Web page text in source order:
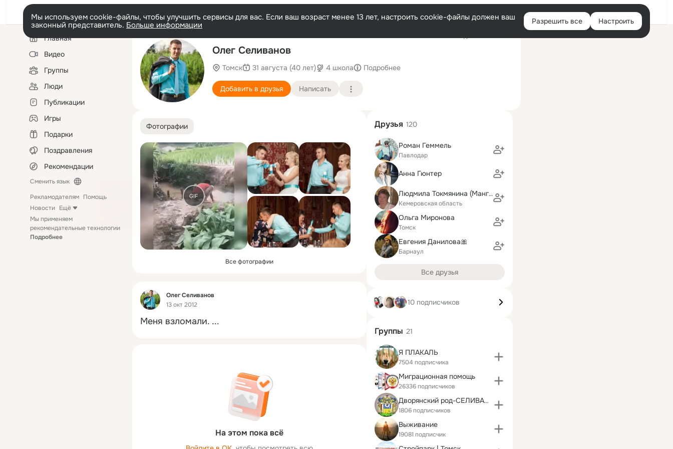
Войти
Мы используем cookie-файлы, чтобы улучшить сервисы для вас. Если ваш возраст менее 13 лет, настроить cookie-файлы должен ваш
законный представитель. Больше информации Разрешить все Настроить
Левая
колонкаГлавная
Видео
Группы
Люди
Публикации
Игры
Подарки
Поздравления
Рекомендации
Сменить язык
Рекламодателям Помощь
Новости Ещё
Мы применяем
рекомендательные технологии
Подробнее
Олег Селиванов
Томск 31 августа (40 лет) 4 школа Подробнее
Добавить в друзья Написать
Фотографии
GIF
Все фотографии
Фид
Олег Селиванов
13 окт 2012
Меня взломали. ...
На этом пока всё
Друзья 120
Роман Геммель
Павлодар
Анна Гюнтер
Людмила Токмянина (Мангазеева)
Кемеровская область
Ольга Миронова
Томск
Евгения Данилова🎀
Барнаул
Все друзья
10 подписчиков
Группы 21
Я ПЛАКАЛЬ
7504 подписчика
Миграционная помощь
26336 подписчиков
Дворянский род-СЕЛИВАНОВЫ
1806 подписчиков
Выживание
19081 подписчик